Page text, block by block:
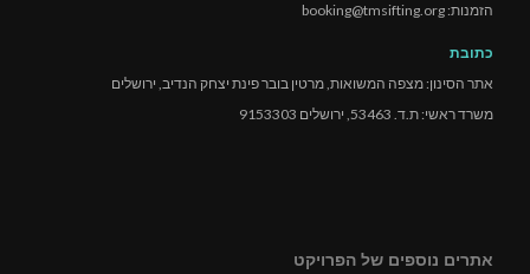
הזמנות: booking@tmsifting.org
כתובת
אתר הסינון: מצפה המשואות, מרטין בובר פינת יצחק הנדיב, ירושלים
משרד ראשי: ת.ד. 53463, ירושלים 9153303
אתרים נוספים של הפרויקט